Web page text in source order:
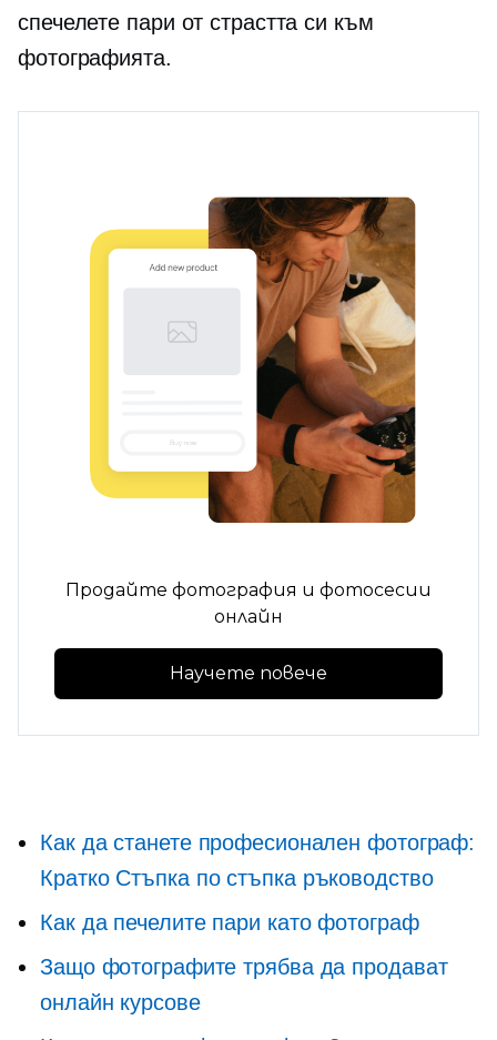
спечелете пари от страстта си към
фотографията.
Продайте фотография и фотосесии
онлайн
Научете повече
Как да станете професионален фотограф:
Кратко Стъпка по стъпкаръководство
Как да печелите пари като фотограф
Защо фотографите трябва да продават
онлайн курсове